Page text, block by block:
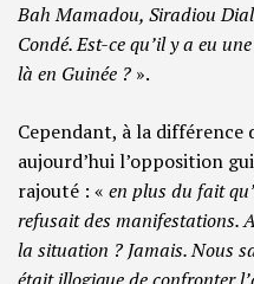
Bah Mamadou, Siradiou
Condé. Est-ce qu’il y a eu
là en Guinée ? ».
Cependant, à la différence
aujourd’hui l’opposition
rajouté : « en plus du fait
refusait des manifestations.
la situation ? Jamais. Nous